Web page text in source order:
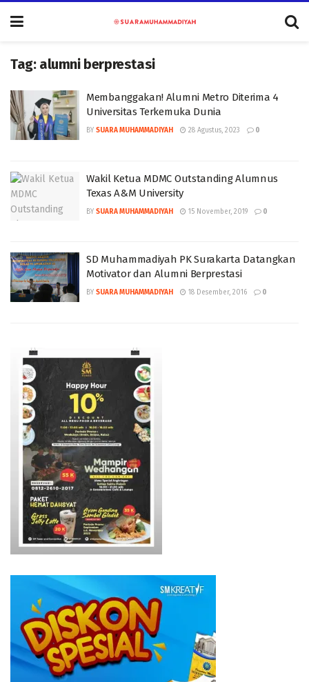
Tag: alumni berprestasi
Membanggakan! Alumni Metro Diterima 4
Universitas Terkemuka Dunia
BY SUARA MUHAMMADIYAH 28 Agustus, 2023 0
Wakil Ketua MDMC Outstanding Alumnus
Texas A&M University
BY SUARA MUHAMMADIYAH 15 November, 2019 0
SD Muhammadiyah PK Surakarta Datangkan
Motivator dan Alumni Berprestasi
BY SUARA MUHAMMADIYAH 18 Desember, 2016 0